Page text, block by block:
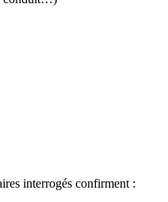
interrogés confirment :